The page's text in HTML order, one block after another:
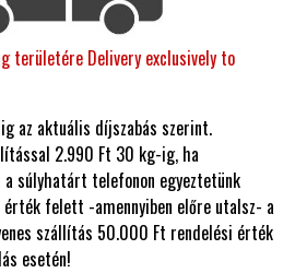
területére Delivery exclusively to
az aktuális díjszabás szerint.
2.990 Ft 30 kg-ig, ha
súlyhatárt telefonon egyeztetünk
felett -amennyiben előre utalsz- a
szállítás 50.000 Ft rendelési érték
esetén!